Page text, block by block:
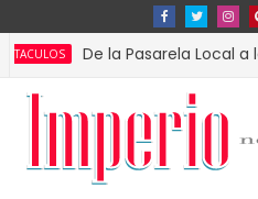
De la Pasarela Local a la